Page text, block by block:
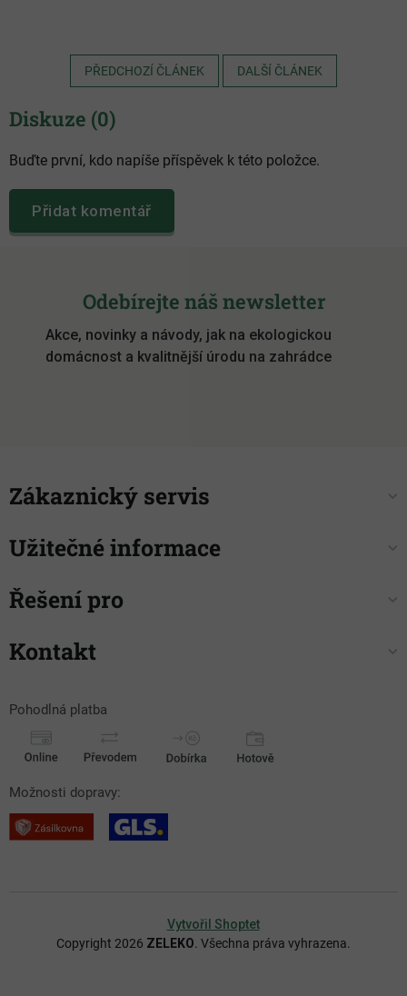
PŘEDCHOZÍ ČLÁNEK DALŠÍ ČLÁNEK
Diskuze (0)
Buďte první, kdo napíše příspěvek k této položce.
Přidat komentář
Odebírejte náš newsletter
Akce, novinky a návody, jak na ekologickou
domácnost a kvalitnější úrodu na zahrádce
Zákaznický servis
Užitečné informace
Řešení pro
Kontakt
Pohodlná platba
Možnosti dopravy:
Vytvořil Shoptet
Copyright 2026 ZELEKO. Všechna práva vyhrazena.